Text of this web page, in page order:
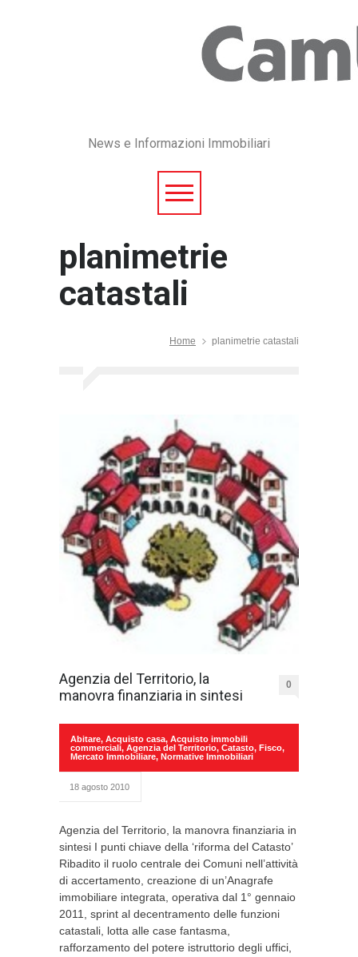
News e Informazioni Immobiliari
planimetrie
catastali
Home planimetrie catastali
Agenzia del Territorio, la
manovra finanziaria in sintesi
0
Abitare, Acquisto casa, Acquisto immobili
commerciali, Agenzia del Territorio, Catasto, Fisco,
Mercato Immobiliare, Normative Immobiliari
18 agosto 2010
Agenzia del Territorio, la manovra finanziaria in
sintesi I punti chiave della ‘riforma del Catasto’
Ribadito il ruolo centrale dei Comuni nell’attività
di accertamento, creazione di un’Anagrafe
immobiliare integrata, operativa dal 1° gennaio
2011, sprint al decentramento delle funzioni
catastali, lotta alle case fantasma,
rafforzamento del potere istruttorio degli uffici,